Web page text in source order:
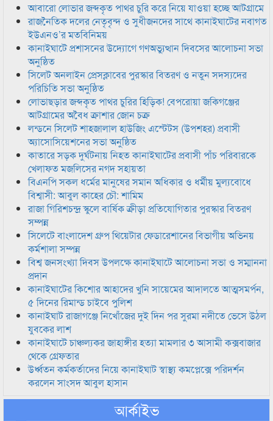
আবারো লোভার জব্দকৃত পাথর চুরি করে নিয়ে যাওয়া হচ্ছে আটগ্রামে
রাজনৈতিক দলের নেতৃবৃন্দ ও সুধীজনদের সাথে কানাইঘাটের নবাগত
ইউএনও’র মতবিনিময়
কানাইঘাটে প্রশাসনের উদ্যোগে গণঅভ্যুত্থান দিবসের আলোচনা সভা
অনুষ্ঠিত
সিলেট অনলাইন প্রেসক্লাবের পুরস্কার বিতরণ ও নতুন সদস্যদের
পরিচিতি সভা অনুষ্ঠিত
লোভাছড়ার জব্দকৃত পাথর চুরির হিড়িক! বেপরোয়া জকিগঞ্জের
আটগ্রামের অবৈধ ক্রাশার জোন চক্র
লন্ডনে সিলেট শাহজালাল হাউজিং এস্টেটস (উপশহর) প্রবাসী
অ্যাসোসিয়েশনের সভা অনুষ্ঠিত
কাতারে সড়ক দুর্ঘটনায় নিহত কানাইঘাটের প্রবাসী পাঁচ পরিবারকে
খেলাফত মজলিসের নগদ সহায়তা
বিএনপি সকল ধর্মের মানুষের সমান অধিকার ও ধর্মীয় মুল্যবোধে
বিশ্বাসী: আবুল কাহের চৌ: শামিম
রাজা গিরিশচন্দ্র স্কুলে বার্ষিক ক্রীড়া প্রতিযোগিতার পুরস্কার বিতরণ
সম্পন্ন
সিলেটে বাংলাদেশ গ্রুপ থিয়েটার ফেডারেশানের বিভাগীয় অভিনয়
কর্মশালা সম্পন্ন
বিশ্ব জনসংখ্যা দিবস উপলক্ষে কানাইঘাটে আলোচনা সভা ও সম্মাননা
প্রদান
কানাইঘাটের কিশোর আহাদের খুনি সায়েমের আদালতে আত্মসমর্পন,
৫ দিনের রিমান্ড চাইবে পুলিশ
কানাইঘাট রাজাগঞ্জে নিখোঁজের দুই দিন পর সুরমা নদীতে ভেসে উঠল
যুবকের লাশ
কানাইঘাটে চাঞ্চল্যকর জাহাঙ্গীর হত্যা মামলার ৩ আসামী কক্সবাজার
থেকে গ্রেফতার
উর্ধ্বতন কর্মকর্তাদের নিয়ে কানাইঘাট স্বাস্থ্য কমপ্লেক্সে পরিদর্শন
করলেন সাংসদ আবুল হাসান
আর্কাইভ